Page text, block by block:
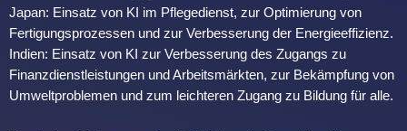
Japan: Einsatz von KI im Pflegedienst, zur Optimierung von
Fertigungsprozessen und zur Verbesserung der Energieeffizienz.
Indien: Einsatz von KI zur Verbesserung des Zugangs zu
Finanzdienstleistungen und Arbeitsmärkten, zur Bekämpfung von
Umweltproblemen und zum leichteren Zugang zu Bildung für alle.